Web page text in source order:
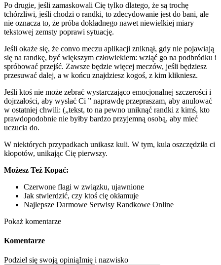
Po drugie, jeśli zamaskowali Cię tylko dlatego, że są trochę
tchórzliwi, jeśli chodzi o randki, to zdecydowanie jest do bani, ale
nie oznacza to, że próba dokładnego nawet niewielkiej miary
tekstowej zemsty poprawi sytuację.
Jeśli okaże się, że convo meczu aplikacji zniknął, gdy nie pojawiają
się na randkę, być większym człowiekiem: wziąć go na podbródku i
spróbować przejść. Zawsze będzie więcej meczów, jeśli będziesz
przesuwać dalej, a w końcu znajdziesz kogoś, z kim klikniesz.
Jeśli ktoś nie może zebrać wystarczająco emocjonalnej szczerości i
dojrzałości, aby wysłać Ci ” naprawdę przepraszam, aby anulować
w ostatniej chwili: („tekst, to na pewno uniknąć randki z kimś, kto
prawdopodobnie nie byłby bardzo przyjemną osobą, aby mieć
uczucia do.
W niektórych przypadkach unikasz kuli. W tym, kula oszczędziła ci
kłopotów, unikając Cię pierwszy.
Możesz Też Kopać:
Czerwone flagi w związku, ujawnione
Jak stwierdzić, czy ktoś cię okłamuje
Najlepsze Darmowe Serwisy Randkowe Online
Pokaż komentarze
Komentarze
Podziel się swoją opiniąImię i nazwisko